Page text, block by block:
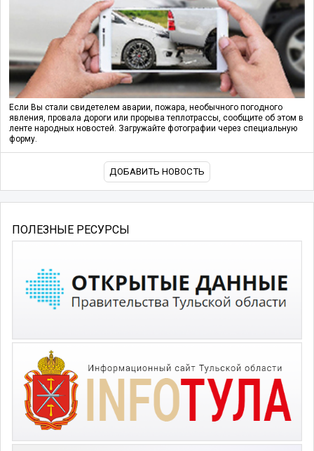
Если Вы стали свидетелем аварии, пожара, необычного погодного
явления, провала дороги или прорыва теплотрассы, сообщите об этом в
ленте народных новостей. Загружайте фотографии через специальную
форму.
ДОБАВИТЬ НОВОСТЬ
ПОЛЕЗНЫЕ РЕСУРСЫ